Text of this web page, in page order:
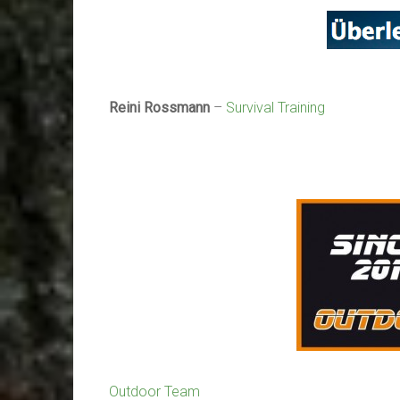
Reini Rossmann – Survival Training
Outdoor Team